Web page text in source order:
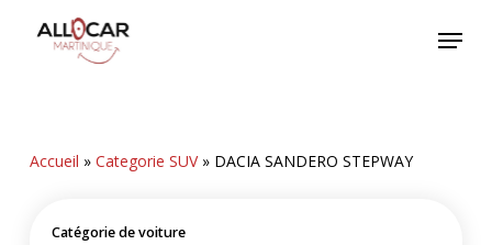
Menu
Accueil » Categorie SUV» DACIA SANDERO STEPWAY
Catégorie de voiture